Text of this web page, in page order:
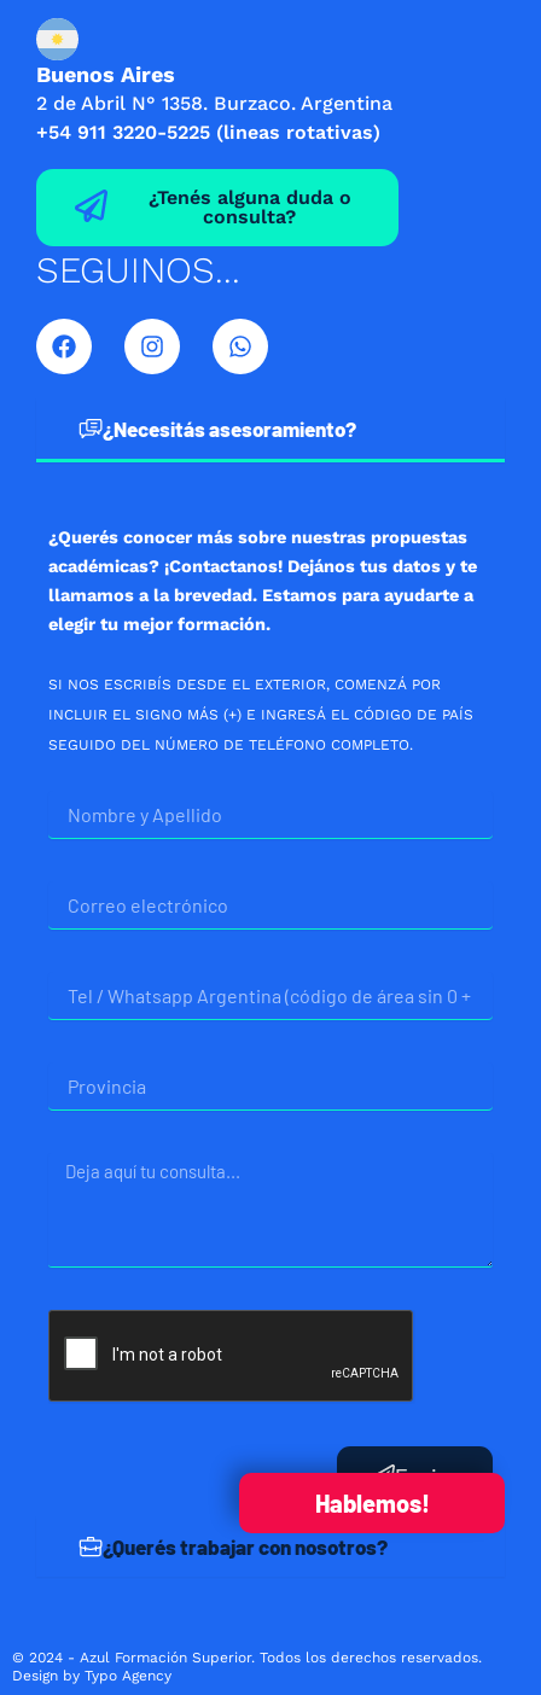
Hablemos!
Buenos Aires
2 de Abril N° 1358. Burzaco. Argentina
+54 911 3220-5225 (lineas rotativas)
¿Tenés alguna duda o
consulta?
SEGUINOS...
F
a
c
I
n
s
a
W
h
a
s
¿Necesitás asesoramiento?
¿Querés trabajar con nosotros?
¿Querés conocer más sobre nuestras propuestas
académicas? ¡Contactanos! Dejános tus datos y te
llamamos a la brevedad. Estamos para ayudarte a
elegir tu mejor formación.
SI NOS ESCRIBÍS DESDE EL EXTERIOR, COMENZÁ POR
INCLUIR EL SIGNO MÁS (+) E INGRESÁ EL CÓDIGO DE PAÍS
SEGUIDO DEL NÚMERO DE TELÉFONO COMPLETO.
electrónico
Mensaje
Enviar
© 2024 - Azul Formación Superior. Todos los derechos reservados.
Design by Typo Agency